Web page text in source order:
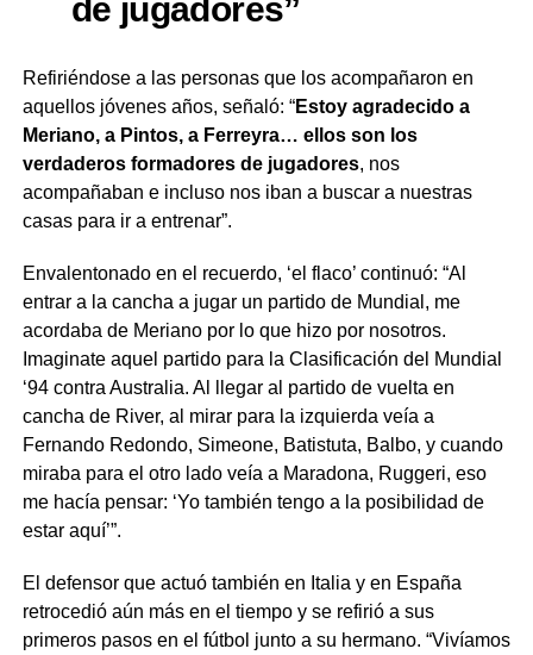
de jugadores”
Refiriéndose a las personas que los acompañaron en
aquellos jóvenes años, señaló: “Estoy agradecido a
Meriano, a Pintos, a Ferreyra… ellos son los
verdaderos formadores de jugadores, nos
acompañaban e incluso nos iban a buscar a nuestras
casas para ir a entrenar”.
Envalentonado en el recuerdo, ‘el flaco’ continuó: “Al
entrar a la cancha a jugar un partido de Mundial, me
acordaba de Meriano por lo que hizo por nosotros.
Imaginate aquel partido para la Clasificación del Mundial
‘94 contra Australia. Al llegar al partido de vuelta en
cancha de River, al mirar para la izquierda veía a
Fernando Redondo, Simeone, Batistuta, Balbo, y cuando
miraba para el otro lado veía a Maradona, Ruggeri, eso
me hacía pensar: ‘Yo también tengo a la posibilidad de
estar aquí’”.
El defensor que actuó también en Italia y en España
retrocedió aún más en el tiempo y se refirió a sus
primeros pasos en el fútbol junto a su hermano. “Vivíamos